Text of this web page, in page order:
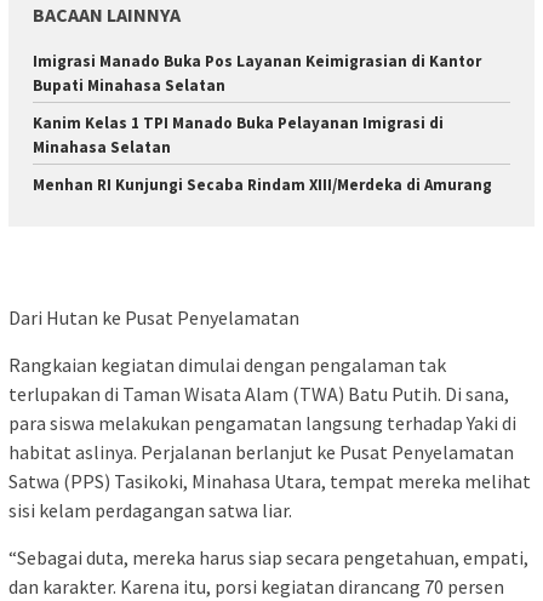
BACAAN LAINNYA
Imigrasi Manado Buka Pos Layanan Keimigrasian di Kantor
Bupati Minahasa Selatan
Kanim Kelas 1 TPI Manado Buka Pelayanan Imigrasi di
Minahasa Selatan
Menhan RI Kunjungi Secaba Rindam XIII/Merdeka di Amurang
Dari Hutan ke Pusat Penyelamatan
Rangkaian kegiatan dimulai dengan pengalaman tak
terlupakan di Taman Wisata Alam (TWA) Batu Putih. Di sana,
para siswa melakukan pengamatan langsung terhadap Yaki di
habitat aslinya. Perjalanan berlanjut ke Pusat Penyelamatan
Satwa (PPS) Tasikoki, Minahasa Utara, tempat mereka melihat
sisi kelam perdagangan satwa liar.
“Sebagai duta, mereka harus siap secara pengetahuan, empati,
dan karakter. Karena itu, porsi kegiatan dirancang 70 persen